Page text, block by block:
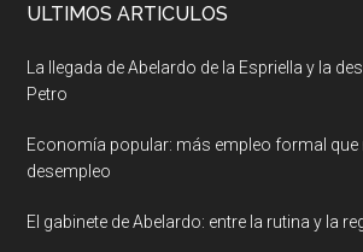
ULTIMOS ARTICULOS
La llegada de Abelardo de la Espriella y la
Petro
Economía popular: más empleo formal que
desempleo
El gabinete de Abelardo: entre la rutina y la